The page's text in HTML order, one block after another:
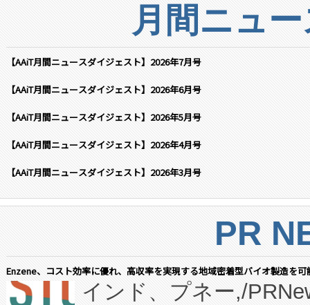
月間ニュ
【AAiT月間ニュースダイジェスト】2026年7月号
【AAiT月間ニュースダイジェスト】2026年6月号
【AAiT月間ニュースダイジェスト】2026年5月号
【AAiT月間ニュースダイジェスト】2026年4月号
【AAiT月間ニュースダイジェスト】2026年3月号
PR
Enzene、コスト効率に優れ、高収率を実現する地域密着型バイオ製造を
インド、プネー,/